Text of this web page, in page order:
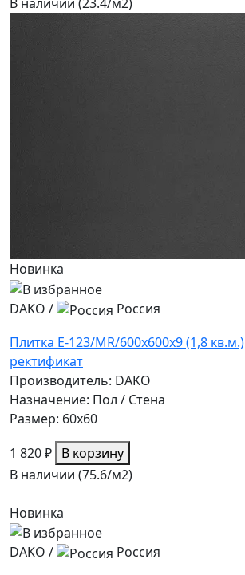
Новинка
DAKO /
Россия
Плитка E-123/MR/600x600x9 (1,8 кв.м.)
ректификат
Производитель: DAKO
Назначение: Пол / Стена
Размер: 60x60
1 820 ₽ В корзину
В наличии (75.6/м2)
Новинка
DAKO /
Россия